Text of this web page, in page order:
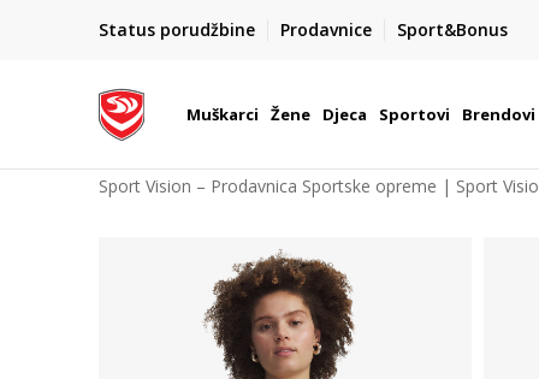
Status porudžbine Prodavnice Sport&Bonus
POZOVITE NAS NA : 055/490-400
Pon-Pet od 9h - 16h
Muškarci Žene Djeca Sportovi Brendovi
Sport Vision – Prodavnica Sportske opreme | Sport